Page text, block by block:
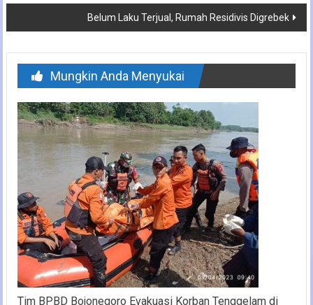
Belum Laku Terjual, Rumah Residivis Digrebek
Mungkin Anda Menyukai
Tim BPBD Bojonegoro Evakuasi Korban Tenggelam di